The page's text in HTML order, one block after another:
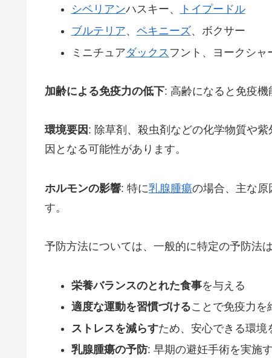
シベリアンハスキー、
トイプードル
ブルテリア、 ペキニーズ、ボクサー
ミニチュアダックス フント、ヨークシャ
加齢による免疫力の低下: 高齢になると免疫機
環境要因 : 除草剤、殺虫剤などの化学物質や
因となる可能性があります。
ホルモンの影響: 特に乳腺腫瘍の場合、主な
す。
予防方法については、一般的に特定の予防法
栄養バランスのとれた食事を与える
適度な運動を習慣づけることで免疫力を
ストレスを減らすため、安心できる環境
乳腺腫瘍の予防: 早期の避妊手術を実施